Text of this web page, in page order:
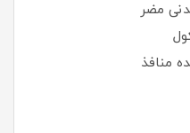
مضر
منافذ